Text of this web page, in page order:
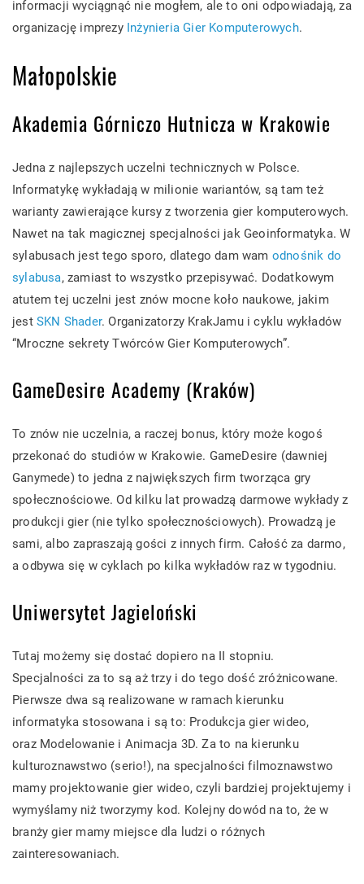
informacji wyciągnąć nie mogłem, ale to oni odpowiadają, za
organizację imprezy Inżynieria Gier Komputerowych.
Małopolskie
Akademia Górniczo Hutnicza w Krakowie
Jedna z najlepszych uczelni technicznych w Polsce.
Informatykę wykładają w milionie wariantów, są tam też
warianty zawierające kursy z tworzenia gier komputerowych.
Nawet na tak magicznej specjalności jak Geoinformatyka. W
sylabusach jest tego sporo, dlatego dam wam odnośnik do
sylabusa, zamiast to wszystko przepisywać. Dodatkowym
atutem tej uczelni jest znów mocne koło naukowe, jakim
jest SKN Shader. Organizatorzy KrakJamu i cyklu wykładów
“Mroczne sekrety Twórców Gier Komputerowych”.
GameDesire Academy (Kraków)
To znów nie uczelnia, a raczej bonus, który może kogoś
przekonać do studiów w Krakowie. GameDesire (dawniej
Ganymede) to jedna z największych firm tworząca gry
społecznościowe. Od kilku lat prowadzą darmowe wykłady z
produkcji gier (nie tylko społecznościowych). Prowadzą je
sami, albo zapraszają gości z innych firm. Całość za darmo,
a odbywa się w cyklach po kilka wykładów raz w tygodniu.
Uniwersytet Jagieloński
Tutaj możemy się dostać dopiero na II stopniu.
Specjalności za to są aż trzy i do tego dość zróżnicowane.
Pierwsze dwa są realizowane w ramach kierunku
informatyka stosowana i są to: Produkcja gier wideo,
oraz Modelowanie i Animacja 3D. Za to na kierunku
kulturoznawstwo (serio!), na specjalności filmoznawstwo
mamy projektowanie gier wideo, czyli bardziej projektujemy i
wymyślamy niż tworzymy kod. Kolejny dowód na to, że w
branży gier mamy miejsce dla ludzi o różnych
zainteresowaniach.